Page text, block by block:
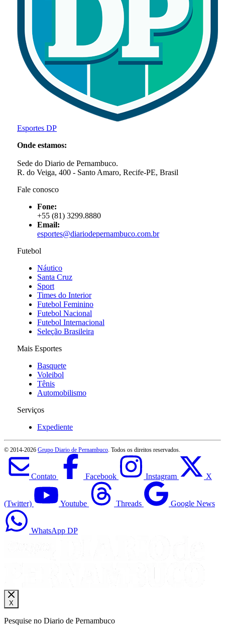
Esportes DP
Onde estamos:
Sede do Diario de Pernambuco.
R. do Veiga, 400 - Santo Amaro, Recife-PE, Brasil
Fale conosco
Fone:
+55 (81) 3299.8880
Email:
esportes@diariodepernambuco.com.br
Futebol
Náutico
Santa Cruz
Sport
Times do Interior
Futebol Feminino
Futebol Nacional
Futebol Internacional
Seleção Brasileira
Mais Esportes
Basquete
Voleibol
Tênis
Automobilismo
Serviços
Expediente
© 2014-2026 Grupo Diario de Pernambuco. Todos os direitos reservados.
Contato Facebook Instagram X
(Twitter) Youtube Threads Google News
WhatsApp DP
X
Pesquise no Diario de Pernambuco